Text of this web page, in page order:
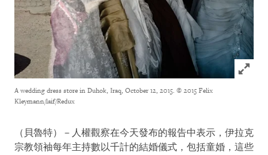
Click
A wedding dress store in Duhok, Iraq, October 12, 2015. © 2015 Felix
Kleymann/laif/Redux
（貝魯特）－人權觀察在今天發布的報告中表示，伊拉克
宗教領袖每年主持數以千計的結婚儀式，包括童婚，這些